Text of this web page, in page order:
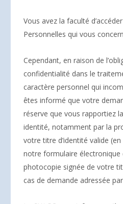
Vous avez la faculté
Personnelles qui vous
Cependant, en raison de
confidentialité dans le
caractère personnel qui
êtes informé que votre
réserve que vous rapportiez
identité, notamment par la
votre titre d’identité valide
notre formulaire électronique
photocopie signée de votre
cas de demande adressée